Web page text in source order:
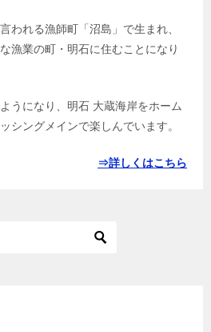
われる漁師町「沼島」で生まれ、
漁業の町・明石に住むことになり
うになり、明石 大蔵海岸をホーム
シングメインで楽しんでいます。
⇒詳しくはこちら